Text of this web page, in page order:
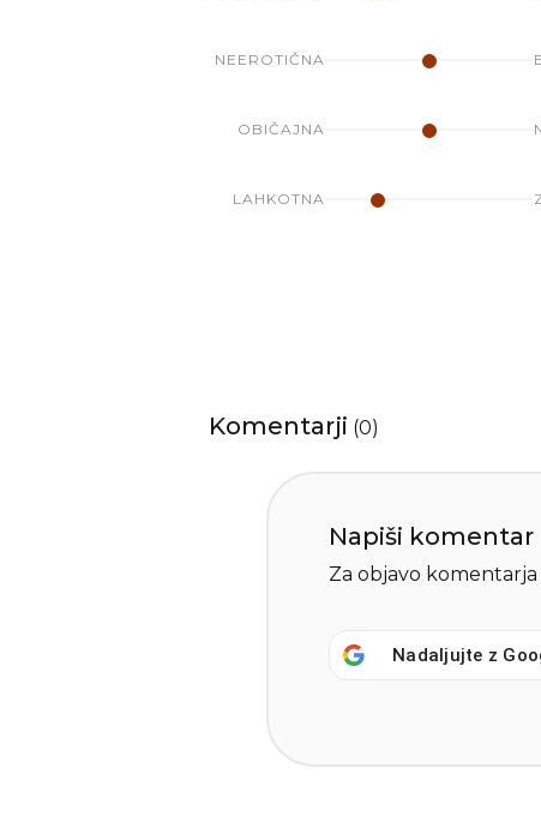
NEEROTIČNA
OBIČAJNA
LAHKOTNA
Komentarji (0)
Napiši komentar
Za objavo komentarja
Nadaljujte z